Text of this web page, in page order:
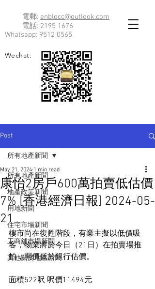
電郵: enblocc@outlook.com
電話: 2195 1676
Whatsapp: 9512 0565
Wechat:
Post
所有地產新聞
地產政策新聞
用地新聞
住宅市場新聞
工商舖市場新聞
其他關於地產新聞
所有地產新聞
康怡2房戶600萬拍賣低估價
7% [香港經濟日報] 2024-05-
21
May 21, 2024 1 min read
樓市尚在復甦階段，有業主擬以低價吸
客，物業將於今日（21日）在拍賣場推
拍，開價低於銀行估價。
面積522呎 呎價11494元